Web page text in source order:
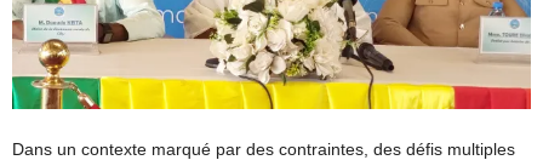
Dans un contexte marqué par des contraintes, des défis multiples